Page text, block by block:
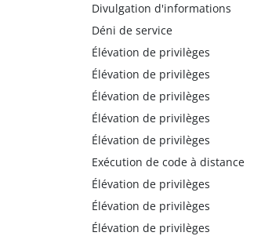
Divulgation d'informations
Déni de service
Élévation de privilèges
Élévation de privilèges
Élévation de privilèges
Élévation de privilèges
Élévation de privilèges
Exécution de code à distance
Élévation de privilèges
Élévation de privilèges
Élévation de privilèges